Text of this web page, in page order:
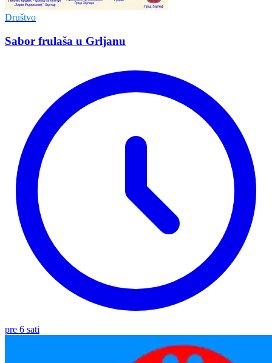
Društvo
Sabor frulaša u Grljanu
pre 6 sati